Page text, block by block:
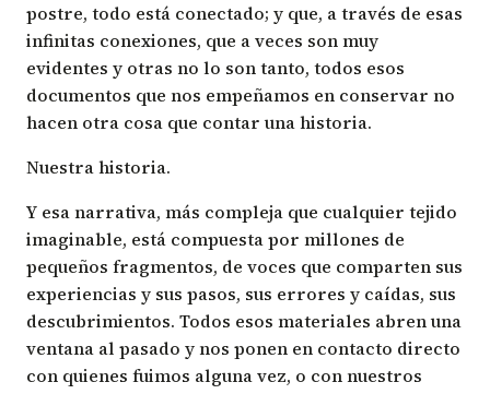
postre, todo está conectado; y que, a través de esas
infinitas conexiones, que a veces son muy
evidentes y otras no lo son tanto, todos esos
documentos que nos empeñamos en conservar no
hacen otra cosa que contar una historia.
Nuestra historia.
Y esa narrativa, más compleja que cualquier tejido
imaginable, está compuesta por millones de
pequeños fragmentos, de voces que comparten sus
experiencias y sus pasos, sus errores y caídas, sus
descubrimientos. Todos esos materiales abren una
ventana al pasado y nos ponen en contacto directo
con quienes fuimos alguna vez, o con nuestros